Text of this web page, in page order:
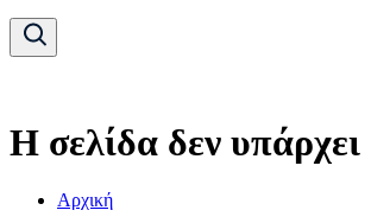
Η σελίδα δεν υπάρχει
Αρχική